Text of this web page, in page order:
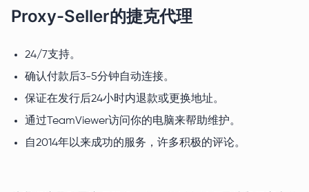
Proxy-Seller的捷克代理
24/7支持。
确认付款后3-5分钟自动连接。
保证在发行后24小时内退款或更换地址。
通过TeamViewer访问你的电脑来帮助维护。
自2014年以来成功的服务，许多积极的评论。